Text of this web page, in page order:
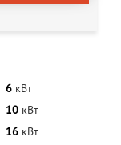
6 кВт
10 кВт
16 кВт